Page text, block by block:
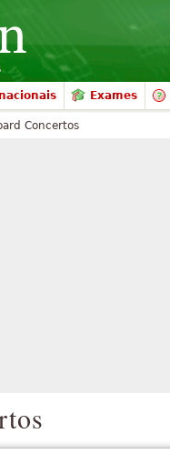
Exames
Concertos